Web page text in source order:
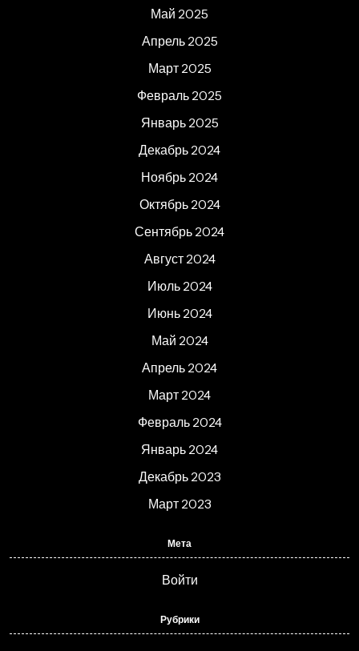
Май 2025
Апрель 2025
Март 2025
Февраль 2025
Январь 2025
Декабрь 2024
Ноябрь 2024
Октябрь 2024
Сентябрь 2024
Август 2024
Июль 2024
Июнь 2024
Май 2024
Апрель 2024
Март 2024
Февраль 2024
Январь 2024
Декабрь 2023
Март 2023
Мета
Войти
Рубрики